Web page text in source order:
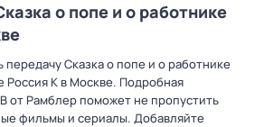
о попе и о работнике
передачу Сказка о попе и о работнике
Россия К в Москве. Подробная
от Рамблер поможет не пропустить
фильмы и сериалы. Добавляйте